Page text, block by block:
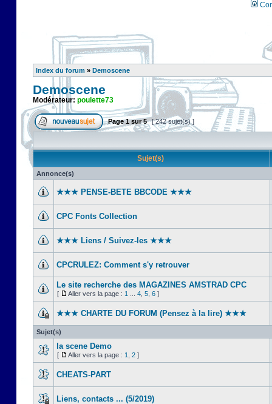
Index du forum » Demoscene
Demoscene
Modérateur: poulette73
Page1sur5 [ 242 sujet(s) ]
Sujet(s)
Annonce(s)
★★★ PENSE-BETE BBCODE ★★★
CPC Fonts Collection
★★★ Liens / Suivez-les ★★★
CPCRULEZ: Comment s'y retrouver‎
Le site recherche des MAGAZINES AMSTRAD CPC
[ Aller vers la page : 1 4 5 6 ]
★★★ CHARTE DU FORUM (Pensez à la lire) ★★★
Sujet(s)
la scene Demo
[ Aller vers la page : 1 2 ]
CHEATS-PART
Liens, contacts ... (5/2019)